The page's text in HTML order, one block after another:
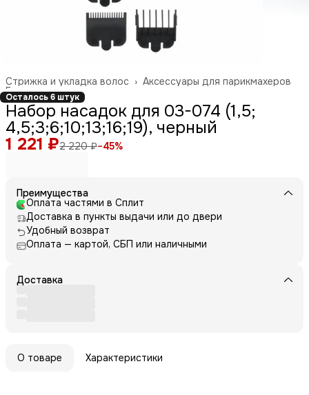
Аксессуары для парикмахеров
Стрижка и укладка волос ›
Главная ›
Осталось 6 штук
Набор насадок для 03-074 (1,5;
4,5;3;6;10;13;16;19), черный
1 221 ₽2 220 ₽−45%
Преимущества
Оплата частями в Сплит
Доставка в пункты выдачи или до двери
Удобный возврат
Оплата — картой, СБП или наличными
Доставка
О товаре Характеристики